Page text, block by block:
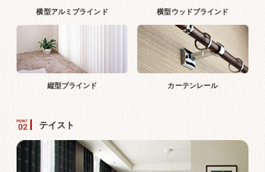
横型アルミブラインド 横型ウッドブラインド
縦型ブラインド カーテンレール
テイスト